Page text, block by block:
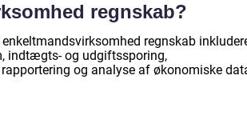
regnskab?
regnskab
indtægts- og udgiftssporing,
og analyse af økonomiske